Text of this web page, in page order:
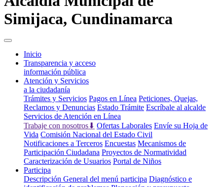
Simijaca, Cundinamarca
Inicio(current)
Transparencia y acceso
información pública
Atención y Servicios
a la ciudadanía
Trámites y Servicios Pagos en Línea Peticiones, Quejas,
Reclamos y Denuncias Estado Trámite Escríbale al alcalde
Servicios de Atención en Línea
Trabaje con nosotros⬇ Ofertas Laborales Envíe su Hoja de
Vida Comisión Nacional del Estado Civil
Notificaciones a Terceros Encuestas Mecanismos de
Participación Ciudadana Proyectos de Normatividad
Caracterización de Usuarios Portal de Niños
Participa
Descripción General del menú participa Diagnóstico e